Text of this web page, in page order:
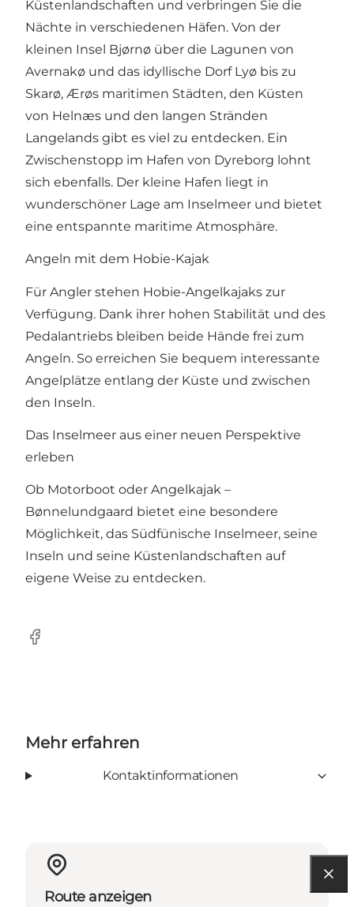
Küstenlandschaften und verbringen Sie die
Nächte in verschiedenen Häfen. Von der
kleinen Insel Bjørnø über die Lagunen von
Avernakø und das idyllische Dorf Lyø bis zu
Skarø, Ærøs maritimen Städten, den Küsten
von Helnæs und den langen Stränden
Langelands gibt es viel zu entdecken. Ein
Zwischenstopp im Hafen von Dyreborg lohnt
sich ebenfalls. Der kleine Hafen liegt in
wunderschöner Lage am Inselmeer und bietet
eine entspannte maritime Atmosphäre.
Angeln mit dem Hobie-Kajak
Für Angler stehen Hobie-Angelkajaks zur
Verfügung. Dank ihrer hohen Stabilität und des
Pedalantriebs bleiben beide Hände frei zum
Angeln. So erreichen Sie bequem interessante
Angelplätze entlang der Küste und zwischen
den Inseln.
Das Inselmeer aus einer neuen Perspektive
erleben
Ob Motorboot oder Angelkajak –
Bønnelundgaard bietet eine besondere
Möglichkeit, das Südfünische Inselmeer, seine
Inseln und seine Küstenlandschaften auf
eigene Weise zu entdecken.
Facebook
Mehr erfahren
Kontaktinformationen
Route anzeigen